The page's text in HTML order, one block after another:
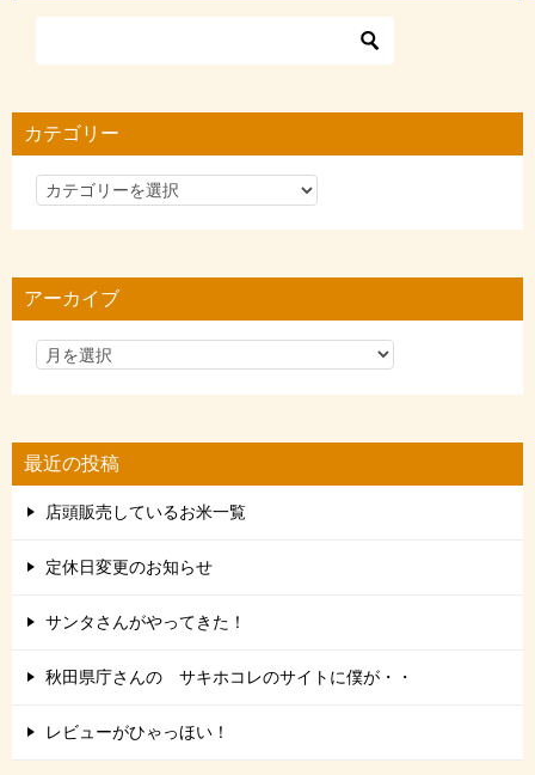
カテゴリー
カ
リ
アーカイブ
最近の投稿
店頭販売しているお米一覧
定休日変更のお知らせ
サンタさんがやってきた！
秋田県庁さんの サキホコレのサイトに僕が・・
レビューがひゃっほい！